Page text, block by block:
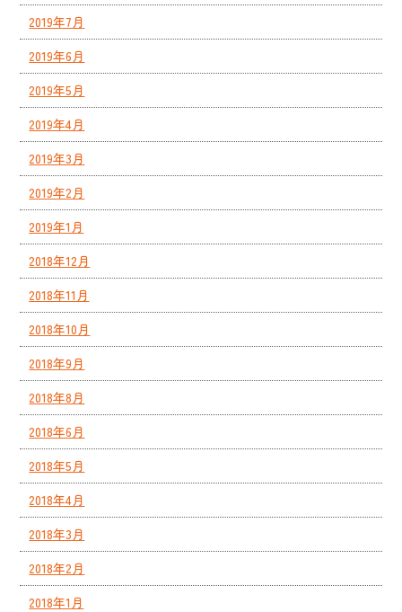
2019年7月
2019年6月
2019年5月
2019年4月
2019年3月
2019年2月
2019年1月
2018年12月
2018年11月
2018年10月
2018年9月
2018年8月
2018年6月
2018年5月
2018年4月
2018年3月
2018年2月
2018年1月